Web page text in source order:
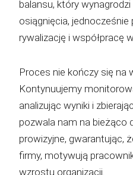
balansu, który
osiągnięcia,
rywalizację i współpracę
Proces nie kończy się na
Kontynuujemy
analizując wyniki i
pozwala nam na
prowizyjne, gwarantując,
firmy, motywują
wzrostu organizacji.